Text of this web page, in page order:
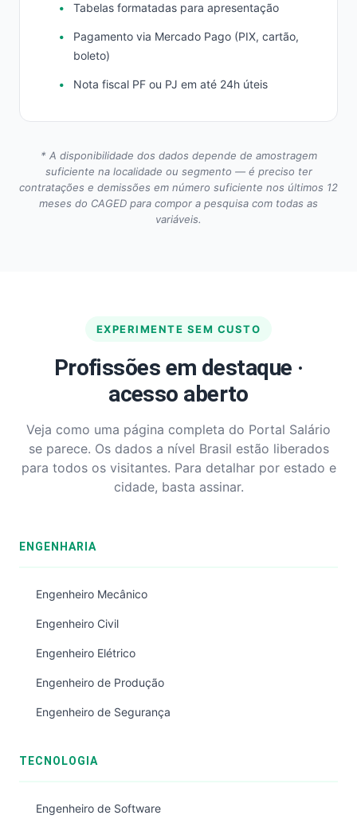
Tabelas formatadas para apresentação
Pagamento via Mercado Pago (PIX, cartão,
boleto)
Nota fiscal PF ou PJ em até 24h úteis
* A disponibilidade dos dados depende de amostragem
suficiente na localidade ou segmento — é preciso ter
contratações e demissões em número suficiente nos últimos 12
meses do CAGED para compor a pesquisa com todas as
variáveis.
EXPERIMENTE SEM CUSTO
Profissões em destaque ·
acesso aberto
Veja como uma página completa do Portal Salário
se parece. Os dados a nível Brasil estão liberados
para todos os visitantes. Para detalhar por estado e
cidade, basta assinar.
ENGENHARIA
Engenheiro Mecânico
Engenheiro Civil
Engenheiro Elétrico
Engenheiro de Produção
Engenheiro de Segurança
TECNOLOGIA
Engenheiro de Software